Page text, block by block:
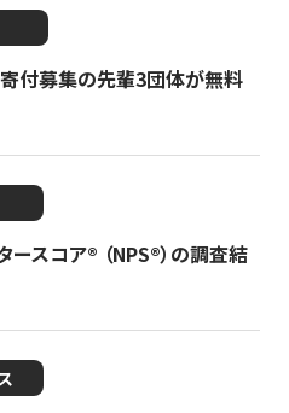
寄付募集の先輩3団体が無料
スコア®︎ （NPS®︎）の調査結